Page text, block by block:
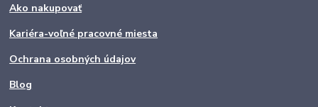
Ako nakupovať
Kariéra-voľné pracovné miesta
Ochrana osobných údajov
Blog